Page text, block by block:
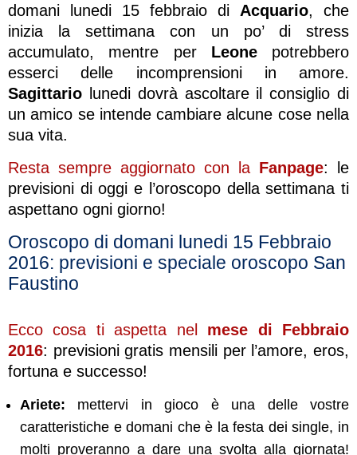
domani lunedi 15 febbraio di Acquario, che
inizia la settimana con un po’ di stress
accumulato, mentre per Leone potrebbero
esserci delle incomprensioni in amore.
Sagittario lunedi dovrà ascoltare il consiglio di
un amico se intende cambiare alcune cose nella
sua vita.
Resta sempre aggiornato con la Fanpage: le
previsioni di oggi e l’oroscopo della settimana ti
aspettano ogni giorno!
Oroscopo di domani lunedi 15 Febbraio
2016: previsioni e speciale oroscopo San
Faustino
Ecco cosa ti aspetta nel mese di Febbraio
2016: previsioni gratis mensili per l’amore, eros,
fortuna e successo!
Ariete: mettervi in gioco è una delle vostre
caratteristiche e domani che è la festa dei single, in
molti proveranno a dare una svolta alla giornata!